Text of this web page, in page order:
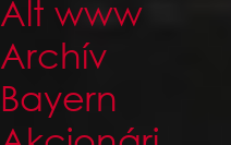
Alt www
Archív
Bayern